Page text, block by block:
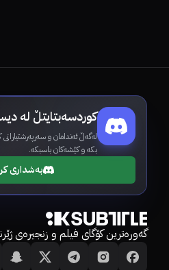
کوردسەبتایتڵ لە
لەگەڵ ئەندامان و سەرپەرشتیارانی
بکە و کێشەکان باسبکە.
بەشداری
گەورەترین کۆگای فیلم و زنجیرەی